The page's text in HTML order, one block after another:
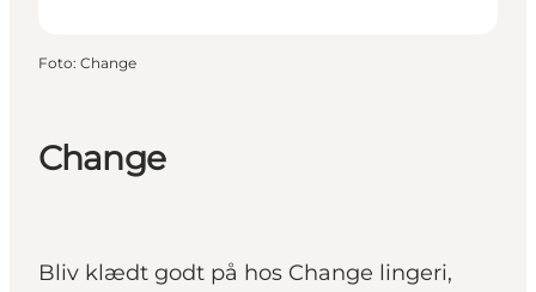
Change
Bliv klædt godt på hos Change lingeri,
Foto: Change